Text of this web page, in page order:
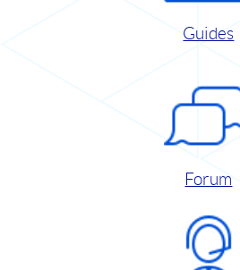
Guides
Forum